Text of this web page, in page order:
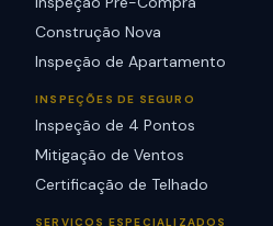
Construção Nova
Inspeção de Apartamento
INSPEÇÕES DE SEGURO
Inspeção de 4 Pontos
Mitigação de Ventos
Certificação de Telhado
SERVIÇOS ESPECIALIZADOS